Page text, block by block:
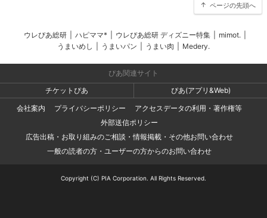
ページの先頭へ
ウレぴあ総研 ハピママ* ウレぴあ総研 ディズニー特集 mimot.
うまいめし
うまいパン うまい肉 Medery.
ぴあ関連サイト
チケットぴあ
ぴあ(アプリ&Web)
会社案内
プライバシーポリシー
アクセスデータの利用・著作権等
外部送信ポリシー
広告出稿・お取り組みのご相談・情報掲載・その他お問い合わせ
一般の読者の方・ユーザーの方からのお問い合わせ
Copyright (C) PIA Corporation. All Rights Reserved.